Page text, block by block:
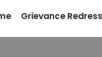
Grievance